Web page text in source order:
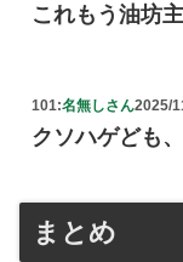
これもう油坊
101:名無しさん2025/
クソハゲども
まとめ